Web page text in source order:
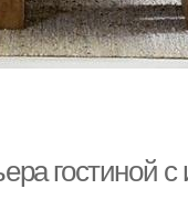
гостиной